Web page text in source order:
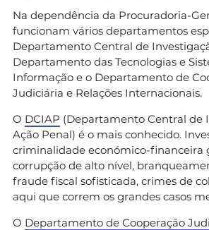
Na dependência da Procuradoria-
funcionam vários departamentos
Departamento Central de
Departamento das Tecnologias e
Informação e o Departamento de
Judiciária e Relações Internacionais.
O DCIAP (Departamento Central de
Ação Penal) é o mais conhecido.
criminalidade económico-financeira
corrupção de alto nível,
fraude fiscal sofisticada, crimes de
aqui que correm os grandes casos
O Departamento de Cooperação